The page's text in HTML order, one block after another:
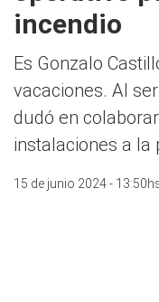
incendio
Es Gonzalo
vacaciones. Al
dudó en
instalaciones a la
15 de junio 2024 -